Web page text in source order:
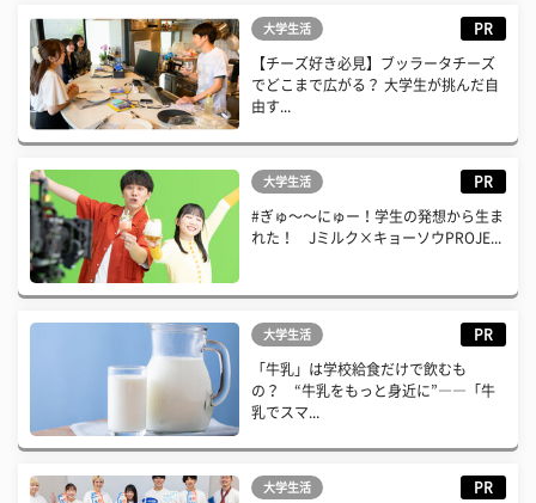
大学生活 PR
【チーズ好き必見】ブッラータチーズ
でどこまで広がる？ 大学生が挑んだ自
由す...
大学生活 PR
#ぎゅ〜〜にゅー！学生の発想から生ま
れた！ Jミルク×キョーソウPROJE...
大学生活 PR
「牛乳」は学校給食だけで飲むも
の？ “牛乳をもっと身近に”――「牛
乳でスマ...
大学生活 PR